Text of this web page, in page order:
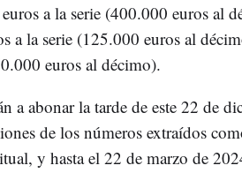
a la serie (400.000 euros al
a la serie (125.000 euros al
euros al décimo).
a abonar la tarde de este 22 de
de los números extraídos
y hasta el 22 de marzo de